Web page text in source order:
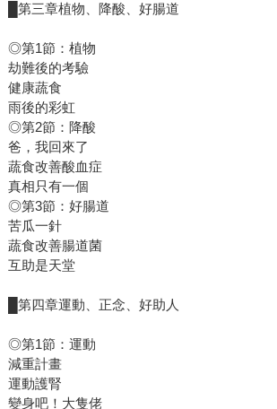
█第三章植物、降酸、好腸道
◎第1節：植物
劫難後的考驗
健康蔬食
雨後的彩虹
◎第2節：降酸
爸，我回來了
蔬食改善酸血症
真相只有一個
◎第3節：好腸道
苦瓜一針
蔬食改善腸道菌
互助是天堂
█第四章運動、正念、好助人
◎第1節：運動
減重計畫
運動護腎
變身吧！大隻佬